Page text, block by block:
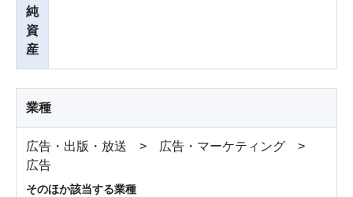
純
資
産
業種
広告・出版・放送 > 広告・マーケティング >
広告
そのほか該当する業種